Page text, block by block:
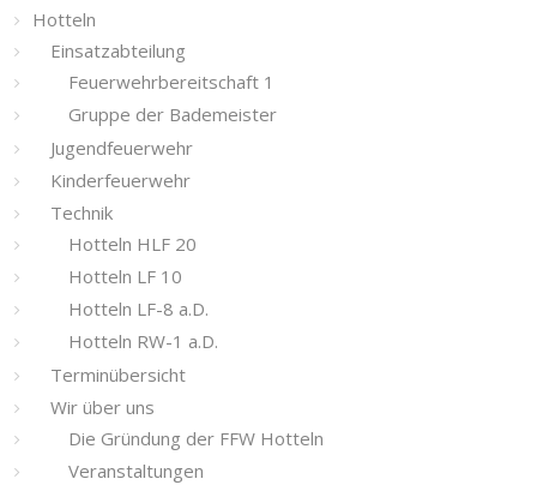
Hotteln
Einsatzabteilung
Feuerwehrbereitschaft 1
Gruppe der Bademeister
Jugendfeuerwehr
Kinderfeuerwehr
Technik
Hotteln HLF 20
Hotteln LF 10
Hotteln LF-8 a.D.
Hotteln RW-1 a.D.
Terminübersicht
Wir über uns
Die Gründung der FFW Hotteln
Veranstaltungen